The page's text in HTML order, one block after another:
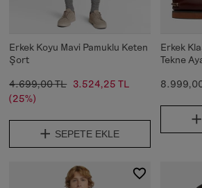
Erkek Koyu Mavi Pamuklu Keten
Şort
4.699,00 TL 3.524,25 TL
(25%)
SEPETE EKLE
Erkek
Tekne
8.999,00